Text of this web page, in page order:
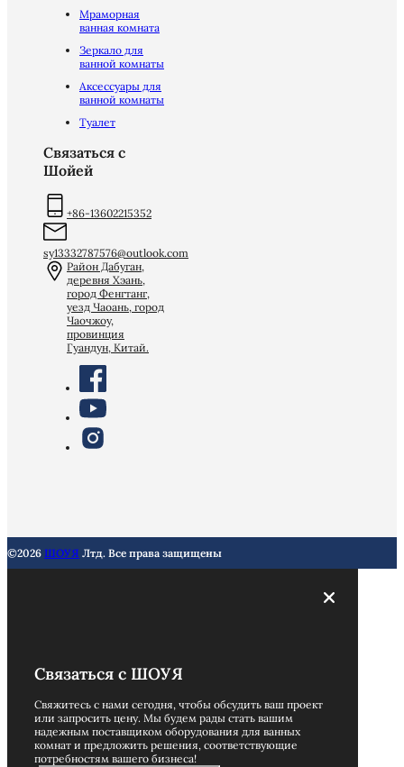
Мраморная
ванная комната
Зеркало для
ванной комнаты
Аксессуары для
ванной комнаты
Туалет
Связаться с
Шойей
+86-13602215352
sy13332787576@outlook.com
Район Дабуган,
деревня Хэань,
город Фенгтанг,
уезд Чаоань, город
Чаочжоу,
провинция
Гуандун, Китай.
©2026 ШОУЯ Лтд. Все права защищены
Связаться с ШОУЯ
Свяжитесь с нами сегодня, чтобы обсудить ваш проект
или запросить цену. Мы будем рады стать вашим
надежным поставщиком оборудования для ванных
комнат и предложить решения, соответствующие
потребностям вашего бизнеса!